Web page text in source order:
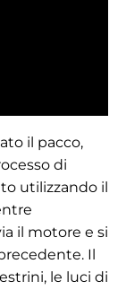
il pacco,
di
utilizzando il
il motore e si
Il
le luci di